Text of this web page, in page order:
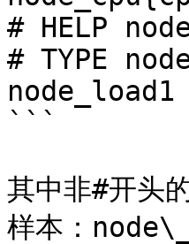
# HELP
# TYPE
node_load1
```
其中非#开头
样本：